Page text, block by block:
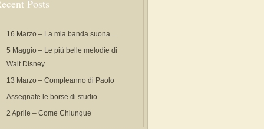
Posts
16 Marzo – La mia banda suona…
5 Maggio – Le più belle melodie di
Walt Disney
13 Marzo – Compleanno di Paolo
Assegnate le borse di studio
2 Aprile – Come Chiunque